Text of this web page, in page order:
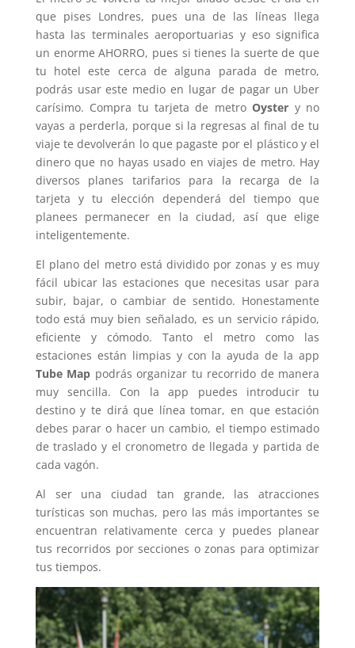
que pises Londres, pues una de las líneas llega
hasta las terminales aeroportuarias y eso significa
un enorme AHORRO, pues si tienes la suerte de que
tu hotel este cerca de alguna parada de metro,
podrás usar este medio en lugar de pagar un Uber
carísimo. Compra tu tarjeta de metroOyster y no
vayas a perderla, porque si la regresas al final de tu
viaje te devolverán lo que pagaste por el plástico y el
dinero que no hayas usado en viajes de metro. Hay
diversos planes tarifarios para la recarga de la
tarjeta y tu elección dependerá del tiempo que
planees permanecer en la ciudad, así que elige
inteligentemente.
El plano del metro está dividido por zonas y es muy
fácil ubicar las estaciones que necesitas usar para
subir, bajar, o cambiar de sentido. Honestamente
todo está muy bien señalado, es un servicio rápido,
eficiente y cómodo. Tanto el metro como las
estaciones están limpias y con la ayuda de la app
Tube Map podrás organizar tu recorrido de manera
muy sencilla. Con la app puedes introducir tu
destino y te dirá que línea tomar, en que estación
debes parar o hacer un cambio, el tiempo estimado
de traslado y el cronometro de llegada y partida de
cada vagón.
Al ser una ciudad tan grande, las atracciones
turísticas son muchas, pero las más importantes se
encuentran relativamente cerca y puedes planear
tus recorridos por secciones o zonas para optimizar
tus tiempos.